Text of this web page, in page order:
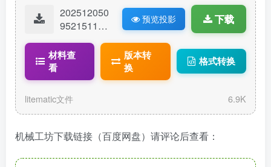
202512050
95215119-
itematic
预览投影 下载
材料查
看
版本转
换
格式转换
litematic文件 6.9K
机械工坊下载链接（百度网盘）请评论后查看：